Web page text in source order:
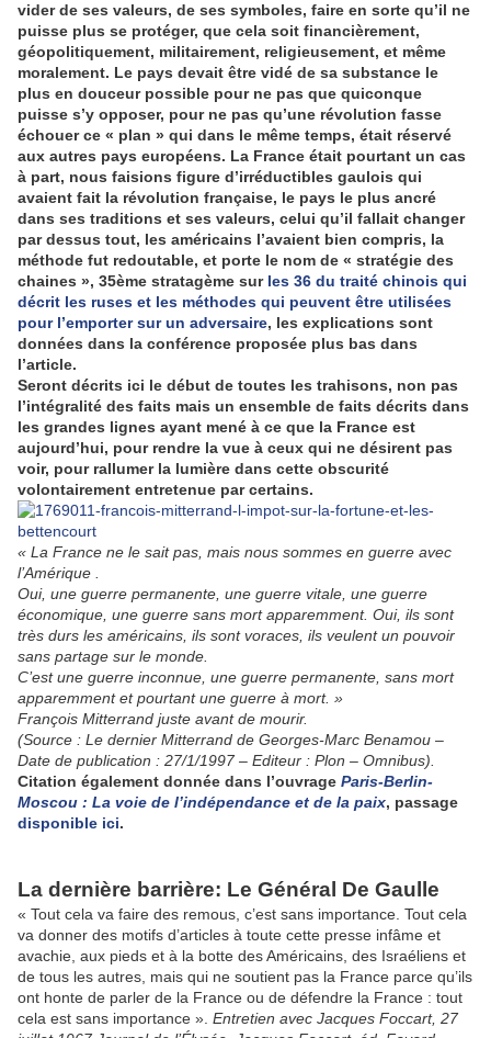
vider de ses valeurs, de ses symboles, faire en sorte qu’il ne
puisse plus se protéger, que cela soit financièrement,
géopolitiquement, militairement, religieusement, et même
moralement. Le pays devait être vidé de sa substance le
plus en douceur possible pour ne pas que quiconque
puisse s’y opposer, pour ne pas qu’une révolution fasse
échouer ce « plan » qui dans le même temps, était réservé
aux autres pays européens. La France était pourtant un cas
à part, nous faisions figure d’irréductibles gaulois qui
avaient fait la révolution française, le pays le plus ancré
dans ses traditions et ses valeurs, celui qu’il fallait changer
par dessus tout, les américains l’avaient bien compris, la
méthode fut redoutable, et porte le nom de « stratégie des
chaines », 35ème stratagème sur les 36 du traité chinois qui
décrit les ruses et les méthodes qui peuvent être utilisées
pour l’emporter sur un adversaire, les explications sont
données dans la conférence proposée plus bas dans
l’article.
Seront décrits ici le début de toutes les trahisons, non pas
l’intégralité des faits mais un ensemble de faits décrits dans
les grandes lignes ayant mené à ce que la France est
aujourd’hui, pour rendre la vue à ceux qui ne désirent pas
voir, pour rallumer la lumière dans cette obscurité
volontairement entretenue par certains.
« La France ne le sait pas, mais nous sommes en guerre avec
l’Amérique .
Oui, une guerre permanente, une guerre vitale, une guerre
économique, une guerre sans mort apparemment. Oui, ils sont
très durs les américains, ils sont voraces, ils veulent un pouvoir
sans partage sur le monde.
C’est une guerre inconnue, une guerre permanente, sans mort
apparemment et pourtant une guerre à mort. »
François Mitterrand juste avant de mourir.
(Source : Le dernier Mitterrand de Georges-Marc Benamou –
Date de publication : 27/1/1997 – Editeur : Plon – Omnibus).
Citation également donnée dans l’ouvrage Paris-Berlin-
Moscou : La voie de l’indépendance et de la paix, passage
disponible ici.
La dernière barrière: Le Général De Gaulle
« Tout cela va faire des remous, c’est sans importance. Tout cela
va donner des motifs d’articles à toute cette presse infâme et
avachie, aux pieds et à la botte des Américains, des Israéliens et
de tous les autres, mais qui ne soutient pas la France parce qu’ils
ont honte de parler de la France ou de défendre la France : tout
cela est sans importance ». Entretien avec Jacques Foccart, 27